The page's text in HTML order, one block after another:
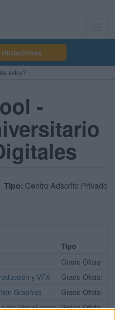
titulaciones
estoy?
-
Tipo: Centro Adscrito Privado
Tipo
Grado Oficial
y VFX
Grado Oficial
Graphics
Grado Oficial
Videojuegos Grado Oficial